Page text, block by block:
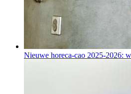
Nieuwe horeca-cao 2025-2026: